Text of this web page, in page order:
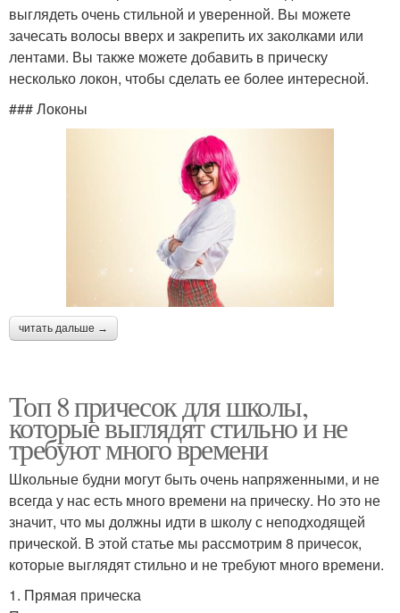
выглядеть очень стильной и уверенной. Вы можете
зачесать волосы вверх и закрепить их заколками или
лентами. Вы также можете добавить в прическу
несколько локон, чтобы сделать ее более интересной.
### Локоны
читать дальше →
Топ 8 причесок для школы,
которые выглядят стильно и не
требуют много времени
Школьные будни могут быть очень напряженными, и не
всегда у нас есть много времени на прическу. Но это не
значит, что мы должны идти в школу с неподходящей
прической. В этой статье мы рассмотрим 8 причесок,
которые выглядят стильно и не требуют много времени.
1. Прямая прическа